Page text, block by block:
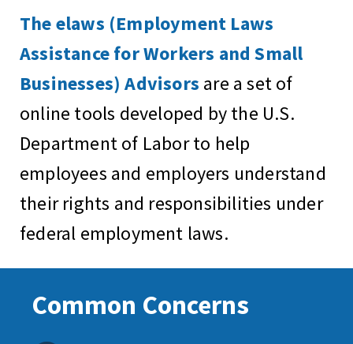
The elaws (Employment Laws
Assistance for Workers and Small
Businesses) Advisors are a set of
online tools developed by the U.S.
Department of Labor to help
employees and employers understand
their rights and responsibilities under
federal employment laws.
Common Concerns